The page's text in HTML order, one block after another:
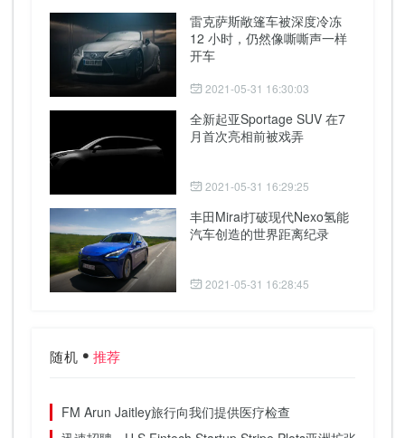
雷克萨斯敞篷车被深度冷冻
12 小时，仍然像嘶嘶声一样
开车
2021-05-31 16:30:03
全新起亚Sportage SUV 在7
月首次亮相前被戏弄
2021-05-31 16:29:25
丰田Mirai打破现代Nexo氢能
汽车创造的世界距离纪录
2021-05-31 16:28:45
随机 推荐
FM Arun Jaitley旅行向我们提供医疗检查